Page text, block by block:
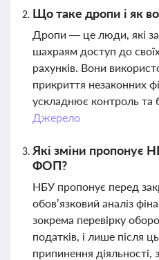
Що таке дропи і як
Дропи — це люди, які
шахраям доступ до
рахунків. Вони
прикриття незаконних
ускладнює контроль та
Джерело
Які зміни пропонує
ФОП?
НБУ пропонує перед
обов’язковий аналіз
зокрема перевірку
податків, і лише після
припинення діяльності,